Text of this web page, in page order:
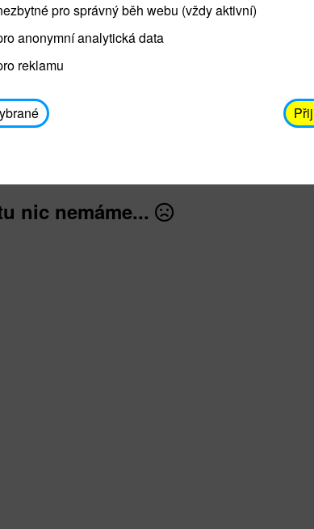
Prodej blahopřání a dárků
Prodejna UNICEF bude otevřena každý
osobním odběrem je možné vyzvednout po
avodickova@unicef.cz nebo telefonním čísle
dále
nic nemáme...
pro správný běh webu (vždy aktivní)
anonymní analytická data
reklamu